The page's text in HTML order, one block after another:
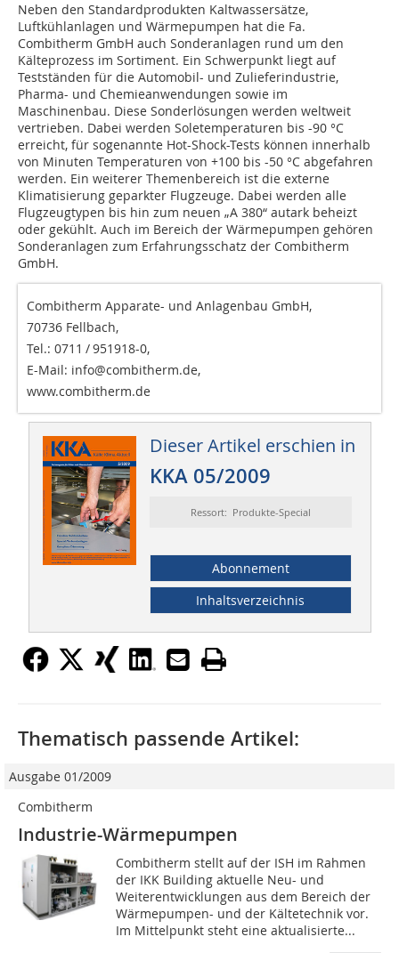
Neben den Standardprodukten Kaltwassersätze,
Luftkühlanlagen und Wärmepumpen hat die Fa.
Combitherm GmbH auch Sonderanlagen rund um den
Kälteprozess im Sortiment. Ein Schwerpunkt liegt auf
Testständen für die Automobil- und Zulieferindustrie,
Pharma- und Chemieanwendungen sowie im
Maschinenbau. Diese Sonderlösungen werden weltweit
vertrieben. Dabei werden Soletemperaturen bis -90 °C
erreicht, für sogenannte Hot-Shock-Tests können innerhalb
von Minuten Temperaturen von +100 bis -50 °C abgefahren
werden. Ein weiterer Themenbereich ist die externe
Klimatisierung geparkter Flugzeuge. Dabei werden alle
Flugzeugtypen bis hin zum neuen „A 380“ autark beheizt
oder gekühlt. Auch im Bereich der Wärmepumpen gehören
Sonderanlagen zum Erfahrungsschatz der Combitherm
GmbH.
Combitherm Apparate- und Anlagenbau GmbH,
70736 Fellbach,
Tel.: 0711 / 951918-0,
E-Mail: info@combitherm.de,
www.combitherm.de
Dieser Artikel erschien in
KKA 05/2009
Ressort: Produkte-Special
Abonnement
Inhaltsverzeichnis
Thematisch passende Artikel:
Ausgabe 01/2009
Combitherm
Industrie-Wärmepumpen
Combitherm stellt auf der ISH im Rahmen
der IKK Building aktuelle Neu- und
Weiterentwicklungen aus dem Bereich der
Wärmepumpen- und der Kältetechnik vor.
Im Mittelpunkt steht eine aktualisierte...